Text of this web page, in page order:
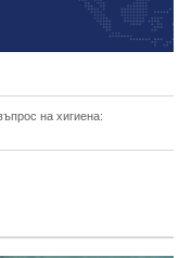
на хигиена: